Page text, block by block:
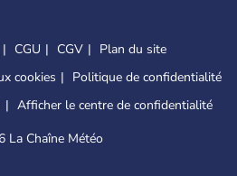
CGU CGV
Plan du site
cookies
Politique de confidentialité
Afficher le centre de confidentialité
La Chaîne Météo